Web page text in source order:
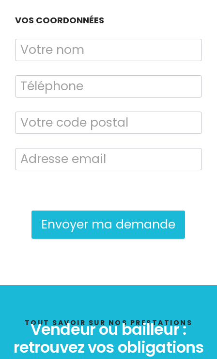
Diagnostic
VOS COORDONNÉES
Envoyer ma demande
TOUT SAVOIR SUR NOS PRESTATIONS
Vendeur ou bailleur :
retrouvez vos obligations